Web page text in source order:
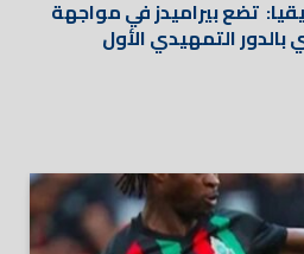
تضع بيراميدز في مواجهة
بالدور التمهيدي الأول